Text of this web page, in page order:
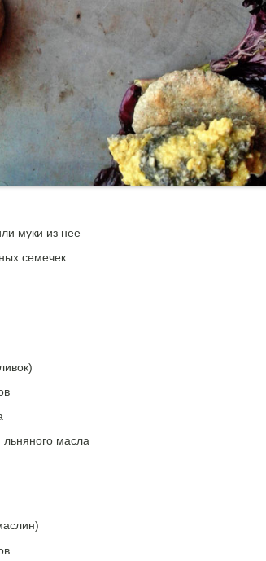
муки из нее
семечек
льняного масла